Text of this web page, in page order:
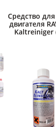
Средство
двигателя
Kaltreiniger